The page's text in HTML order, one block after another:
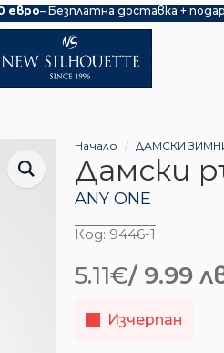
евро– Безплатна доставка +
Начало ДАМСКИ
Дамски
ANY ONE
Код: 9446-1
5.11€/ 9.99
Изчерпан